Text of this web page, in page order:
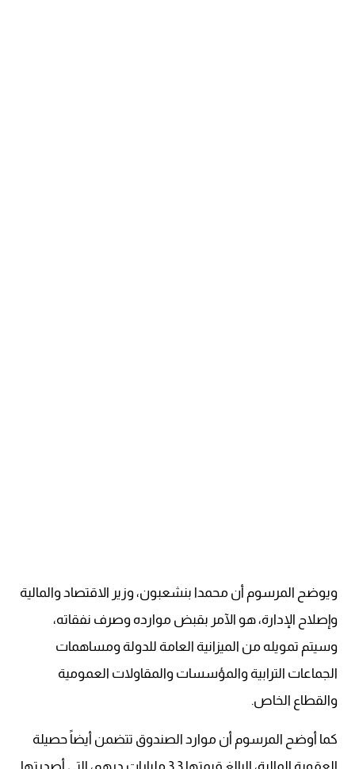
ويوضح المرسوم أن محمدا بنشعبون، وزير الاقتصاد والمالية
وإصلاح الإدارة، هو الآمر بقبض موارده وصرف نفقاته،
وسيتم تمويله من الميزانية العامة للدولة ومساهمات
الجماعات الترابية والمؤسسات والمقاولات العمومية
والقطاع الخاص.
كما أوضح المرسوم أن موارد الصندوق تتضمن أيضاً حصيلة